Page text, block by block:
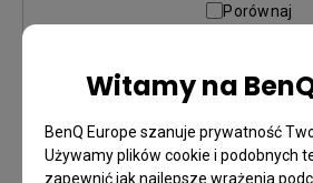
Witamy na
BenQ Europe szanuje prywatność
Używamy plików cookie i podobnych
zapewnić jak najlepsze wrażenia
Porównaj